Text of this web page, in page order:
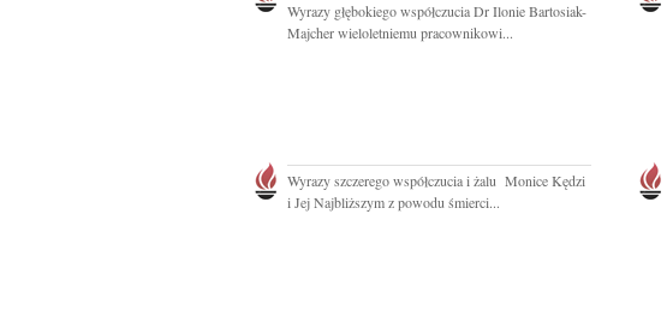
Wyrazy głębokiego współczucia Dr Ilonie Bartosiak-
Majcher wieloletniemu pracownikowi...
Wyrazy szczerego współczucia i żalu Monice Kędzi
i Jej Najbliższym z powodu śmierci...